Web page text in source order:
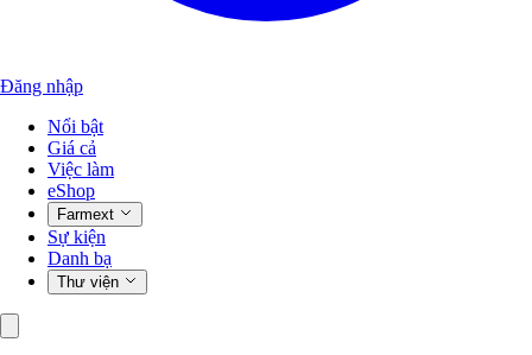
Đăng nhập
Nổi bật
Giá cả
Việc làm
eShop
Farmext
Sự kiện
Danh bạ
Thư viện